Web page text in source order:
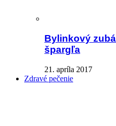
Bylinkový
špargľa
21. apríla 2017
Zdravé pečenie